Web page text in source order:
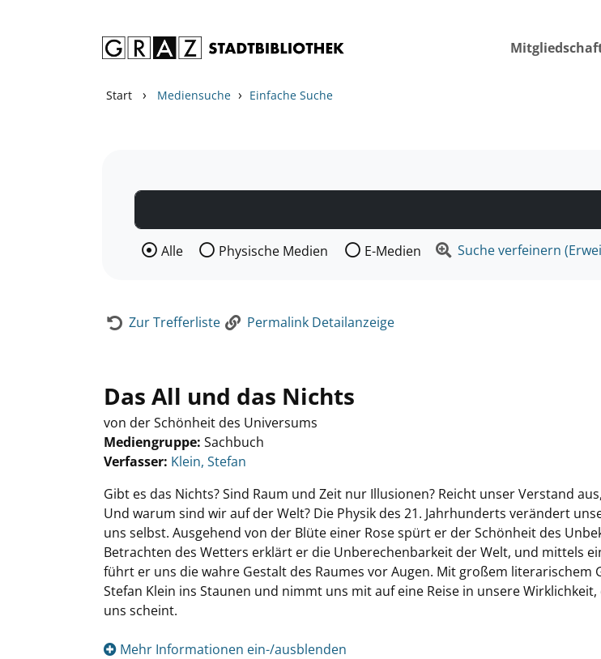
Start › Mediensuche › Einfache Suche
Wählen Sie die Medienart nach der Sie suchen wollen.
Alle Physische Medien E-Medien Suche verfeinern
Zur Trefferliste Permalink Detailanzeige
Das All und das Nichts
von der Schönheit des Universums
Mediengruppe: Sachbuch
Verfasser: Suche nach diesem Verfasser
Klein, Stefan
Gibt es das Nichts? Sind Raum und Zeit nur Illusionen? Reicht unser Verstand
Und warum sind wir auf der Welt? Die Physik des 21. Jahrhunderts verändert
uns selbst. Ausgehend von der Blüte einer Rose spürt er der Schönheit des
Betrachten des Wetters erklärt er die Unberechenbarkeit der Welt, und mittels
führt er uns die wahre Gestalt des Raumes vor Augen. Mit großem literarischem
Stefan Klein ins Staunen und nimmt uns mit auf eine Reise in unsere
uns scheint.
Mehr Informationen ein-/ausblenden